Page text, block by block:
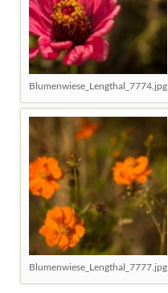
Blumenwiese_Lengthal_7774.jpg
Blumenwiese_Lengthal_7777.jpg